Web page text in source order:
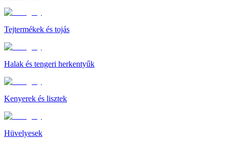
Tejtermékek és tojás
Halak és tengeri herkentyűk
Kenyerek és lisztek
Hüvelyesek